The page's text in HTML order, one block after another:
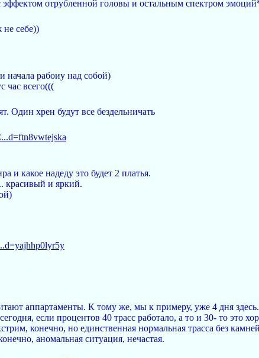
эффектом отрубленной головы и остальным спектром
себе))
начала рабоиу над собой)
час всего(((
Один хрен будут все бездельничать
и какое надеду это будет 2 платья.
красивый и яркий.
аппартаменты. К тому же, мы к примеру, уже 4 дня
если процентов 40 трасс работало, а то и 30- то это
конечно, но единственная нормальная трасса без
аномальная ситуация, нечастая.